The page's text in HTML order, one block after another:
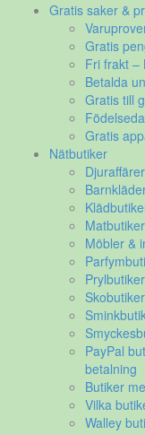
Gratis saker &
Gratis
Fri frakt –
Betalda
Gratis till
Gratis
Nätbutiker
Djuraffärer
Möbler &
Prylbutiker
Skobutiker
PayPal
betalning
Butiker
Vilka
Walley